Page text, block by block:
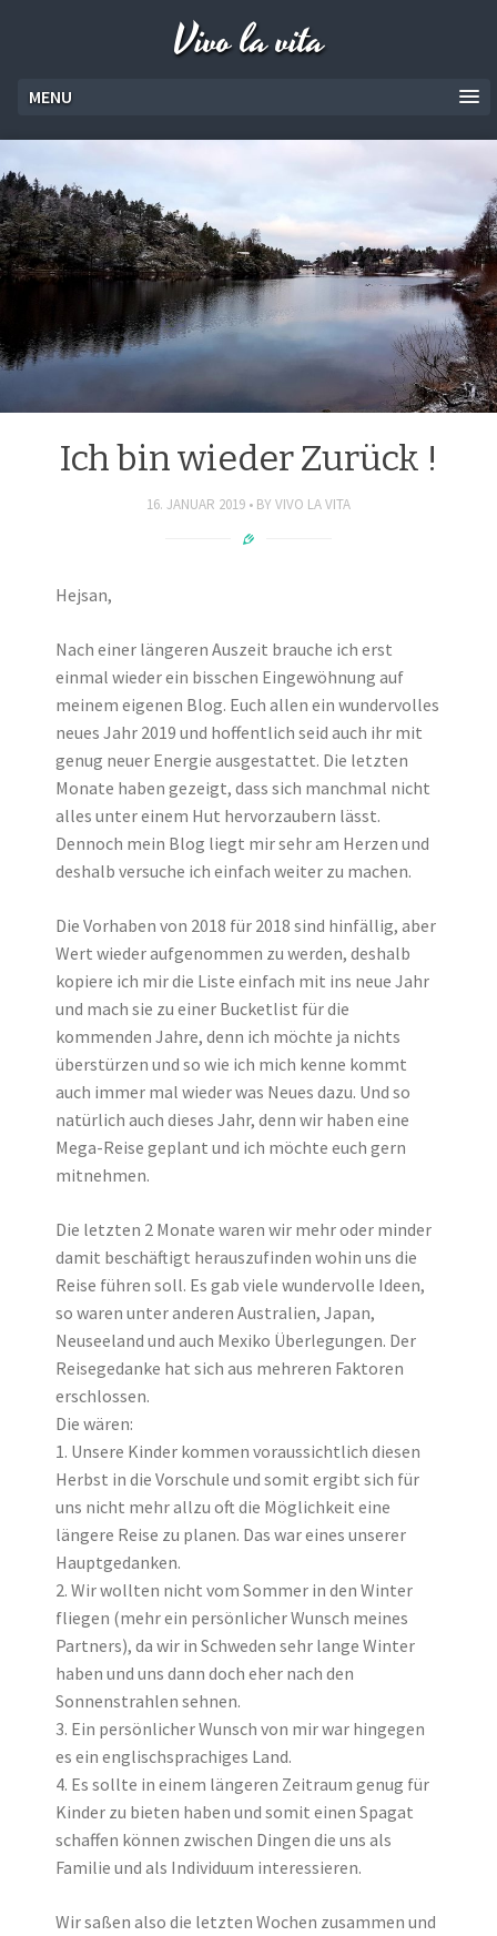
Vivo la vita
MENU
Ich bin wieder Zurück !
16. JANUAR 2019 BY VIVO LA VITA
Hejsan,
Nach einer längeren Auszeit brauche ich erst
einmal wieder ein bisschen Eingewöhnung auf
meinem eigenen Blog. Euch allen ein wundervolles
neues Jahr 2019 und hoffentlich seid auch ihr mit
genug neuer Energie ausgestattet. Die letzten
Monate haben gezeigt, dass sich manchmal nicht
alles unter einem Hut hervorzaubern lässt.
Dennoch mein Blog liegt mir sehr am Herzen und
deshalb versuche ich einfach weiter zu machen.
Die Vorhaben von 2018 für 2018 sind hinfällig, aber
Wert wieder aufgenommen zu werden, deshalb
kopiere ich mir die Liste einfach mit ins neue Jahr
und mach sie zu einer Bucketlist für die
kommenden Jahre, denn ich möchte ja nichts
überstürzen und so wie ich mich kenne kommt
auch immer mal wieder was Neues dazu. Und so
natürlich auch dieses Jahr, denn wir haben eine
Mega-Reise geplant und ich möchte euch gern
mitnehmen.
Die letzten 2 Monate waren wir mehr oder minder
damit beschäftigt herauszufinden wohin uns die
Reise führen soll. Es gab viele wundervolle Ideen,
so waren unter anderen Australien, Japan,
Neuseeland und auch Mexiko Überlegungen. Der
Reisegedanke hat sich aus mehreren Faktoren
erschlossen.
Die wären:
1. Unsere Kinder kommen voraussichtlich diesen
Herbst in die Vorschule und somit ergibt sich für
uns nicht mehr allzu oft die Möglichkeit eine
längere Reise zu planen. Das war eines unserer
Hauptgedanken.
2. Wir wollten nicht vom Sommer in den Winter
fliegen (mehr ein persönlicher Wunsch meines
Partners), da wir in Schweden sehr lange Winter
haben und uns dann doch eher nach den
Sonnenstrahlen sehnen.
3. Ein persönlicher Wunsch von mir war hingegen
es ein englischsprachiges Land.
4. Es sollte in einem längeren Zeitraum genug für
Kinder zu bieten haben und somit einen Spagat
schaffen können zwischen Dingen die uns als
Familie und als Individuum interessieren.
Wir saßen also die letzten Wochen zusammen und